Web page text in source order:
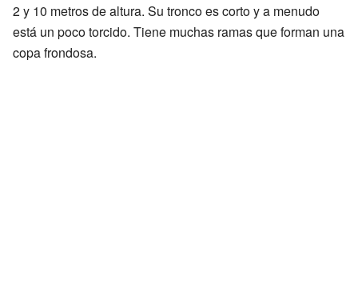
2 y 10 metros de altura. Su tronco es corto y a menudo
está un poco torcido. Tiene muchas ramas que forman una
copa frondosa.